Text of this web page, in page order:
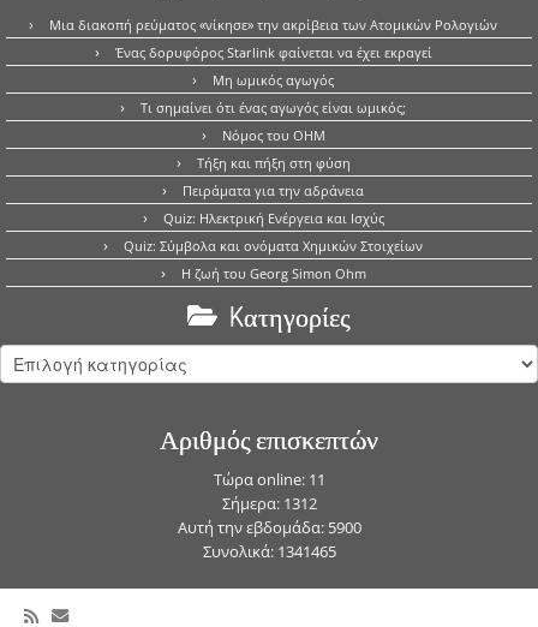
Μια διακοπή ρεύματος «νίκησε» την ακρίβεια των Ατομικών Ρολογιών
Ένας δορυφόρος Starlink φαίνεται να έχει εκραγεί
Μη ωμικός αγωγός
Τι σημαίνει ότι ένας αγωγός είναι ωμικός;
Νόμος του OHM
Τήξη και πήξη στη φύση
Πειράματα για την αδράνεια
Quiz: Ηλεκτρική Ενέργεια και Ισχύς
Quiz: Σύμβολα και ονόματα Χημικών Στοιχείων
Η ζωή του Georg Simon Ohm
Kατηγορίες
Kατηγορίες
Αριθμός επισκεπτών
Τώρα online: 11
Σήμερα: 1312
Αυτή την εβδομάδα: 5900
Συνολικά: 1341465